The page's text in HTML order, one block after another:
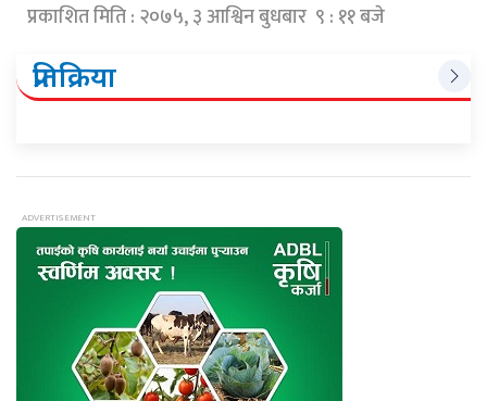
प्रकाशित मिति : २०७५, ३ आश्विन बुधबार ९ : ११ बजे
प्रतिक्रिया